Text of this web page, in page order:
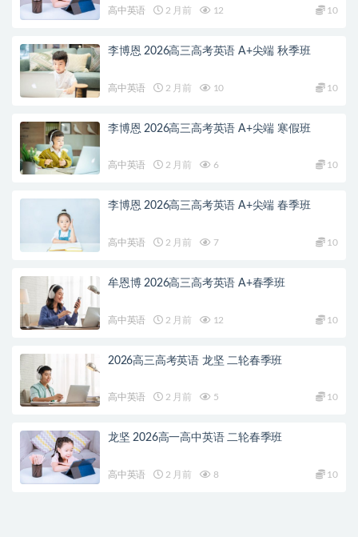
高中英语 2 月前 12 10
李博恩 2026高三高考英语 A+尖端 秋季班
高中英语 2 月前 10 10
李博恩 2026高三高考英语 A+尖端 寒假班
高中英语 2 月前 6 10
李博恩 2026高三高考英语 A+尖端 春季班
高中英语 2 月前 7 10
牟恩博 2026高三高考英语 A+春季班
高中英语 2 月前 12 10
2026高三高考英语 龙坚 二轮春季班
高中英语 2 月前 5 10
龙坚 2026高一高中英语 二轮春季班
高中英语 2 月前 8 10